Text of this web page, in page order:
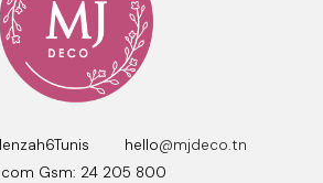
hello@mjdeco.tn
Gsm: 24 205 800